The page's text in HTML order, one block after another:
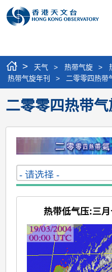
> 天气 > 热带气旋 >
热带气旋年刊
> 二零零四热带
二零零四热带气
热带低气压:三